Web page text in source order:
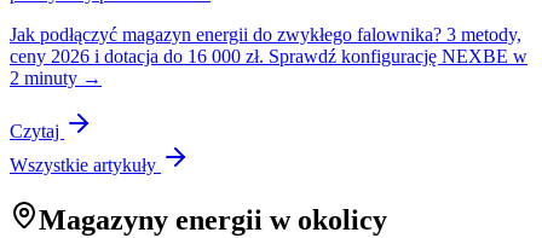
Jak podłączyć magazyn energii do zwykłego falownika? 3 metody,
ceny 2026 i dotacja do 16 000 zł. Sprawdź konfigurację NEXBE w
2 minuty →
Czytaj
Wszystkie artykuły
Magazyny energii w okolicy